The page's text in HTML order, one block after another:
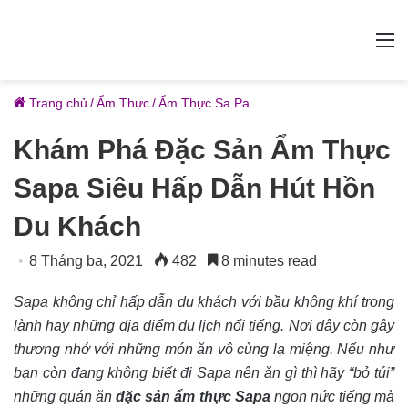
Trang chủ /Ẩm Thực/Ẩm Thực Sa Pa
Khám Phá Đặc Sản Ẩm Thực
Sapa Siêu Hấp Dẫn Hút Hồn
Du Khách
8 Tháng ba, 2021 482 8 minutes read
Sapa không chỉ hấp dẫn du khách với bầu không khí trong
lành hay những địa điểm du lịch nổi tiếng. Nơi đây còn gây
thương nhớ với những món ăn vô cùng lạ miệng. Nếu như
bạn còn đang không biết đi Sapa nên ăn gì thì hãy “bỏ túi”
những quán ănđặc sản ẩm thực Sapangon nức tiếng mà